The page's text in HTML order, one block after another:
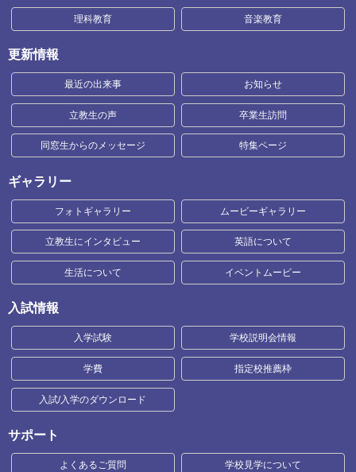
理科教育 音楽教育
更新情報
最近の出来事 お知らせ
立教生の声 卒業生訪問
同窓生からのメッセージ 特集ページ
ギャラリー
フォトギャラリー ムービーギャラリー
立教生にインタビュー 英語について
生活について イベントムービー
入試情報
入学試験 学校説明会情報
学費 指定校推薦枠
入試/入学のダウンロード
サポート
よくあるご質問 学校見学について